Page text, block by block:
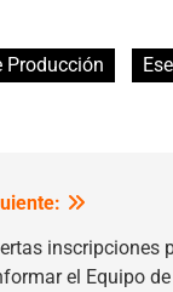
Producción
inscripciones
el Equipo